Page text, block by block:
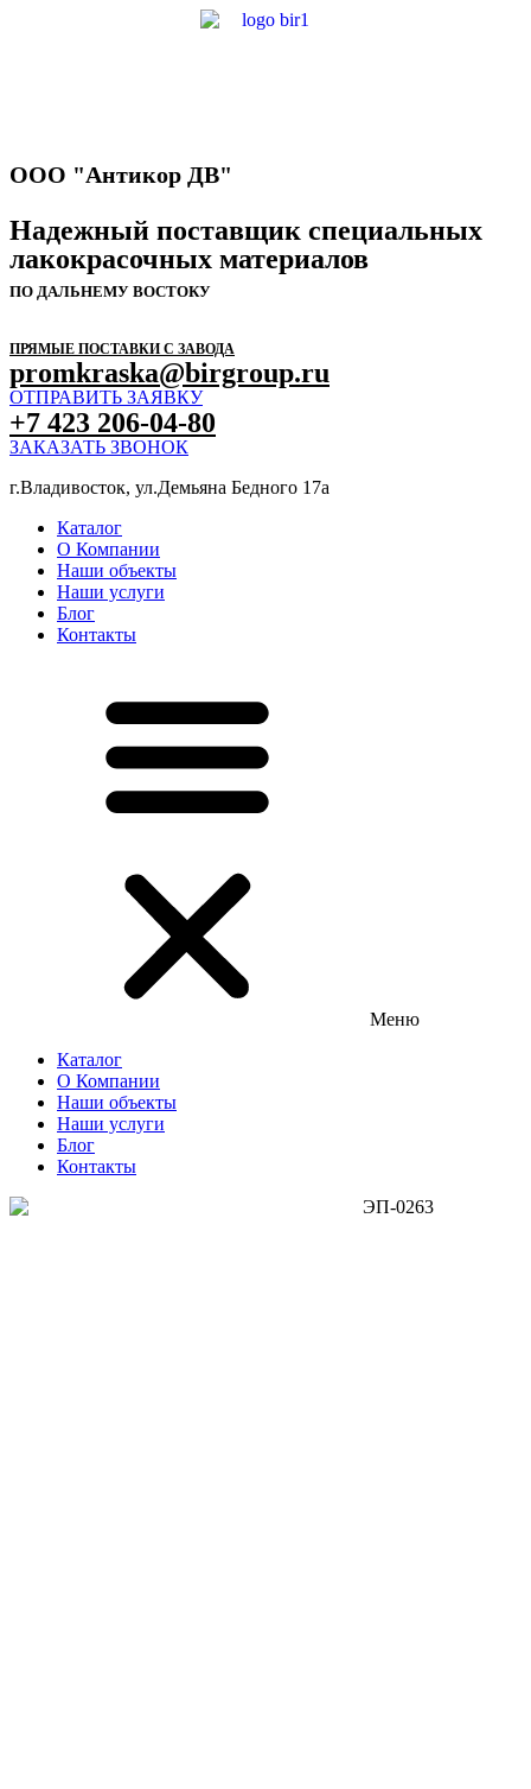
ООО "Антикор ДВ"
Надежный поставщик специальных
лакокрасочных материалов
ПО ДАЛЬНЕМУ ВОСТОКУ
ПРЯМЫЕ ПОСТАВКИ С ЗАВОДА
promkraska@birgroup.ru
ОТПРАВИТЬ ЗАЯВКУ
+7 423 206-04-80
ЗАКАЗАТЬ ЗВОНОК
г.Владивосток, ул.Демьяна Бедного 17а
Каталог
О Компании
Наши объекты
Наши услуги
Блог
Контакты
Меню
Каталог
О Компании
Наши объекты
Наши услуги
Блог
Контакты